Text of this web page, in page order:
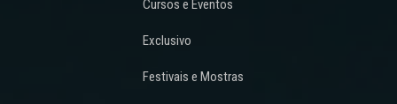
Cursos e Eventos
Exclusivo
Festivais e Mostras